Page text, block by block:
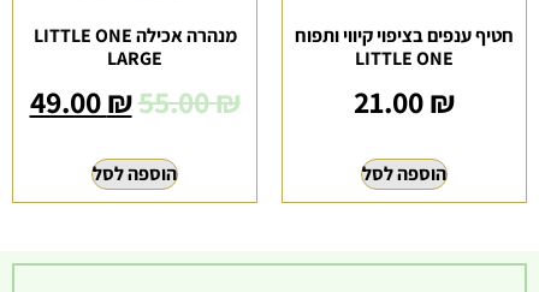
חטיף ענפים בציפוי קיווי ותפוח
LITTLE ONE
21.00₪
הוספה לסל
מנהרה אכילה LITTLE ONE
LARGE
55.00₪
49.00₪
הקודםהוספה לסל